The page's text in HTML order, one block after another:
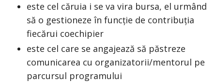
este cel căruia i se va vira bursa, el urmând
să o gestioneze în funcție de contribuția
fiecărui coechipier
este cel care se angajează să păstreze
comunicarea cu organizatorii/mentorul pe
parcursul programului